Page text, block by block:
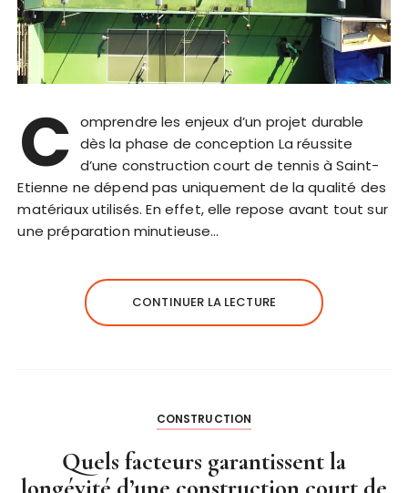
C omprendre les enjeux d’un projet durable
dès la phase de conception La réussite
d’une construction court de tennis à Saint-
Etienne ne dépend pas uniquement de la qualité des
matériaux utilisés. En effet, elle repose avant tout sur
une préparation minutieuse…
CONTINUER LA LECTURE
CONSTRUCTION
Quels facteurs garantissent la